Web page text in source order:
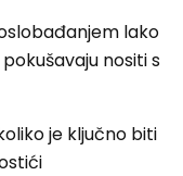
lako
nositi s
je ključno biti